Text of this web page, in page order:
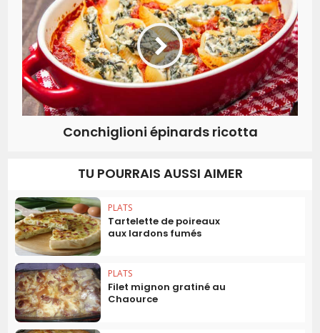
Conchiglioni épinards ricotta
TU POURRAIS AUSSI AIMER
PLATS
Tartelette de poireaux
aux lardons fumés
PLATS
Filet mignon gratiné au
Chaource